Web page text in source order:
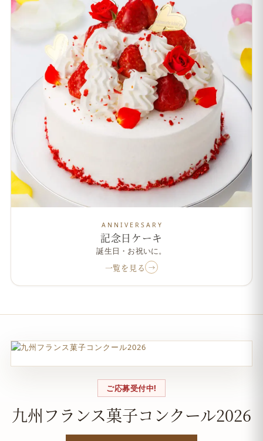
ANNIVERSARY
記念日ケーキ
誕生日・お祝いに。
一覧を見る →
ご応募受付中!
九州フランス菓子コンクール2026